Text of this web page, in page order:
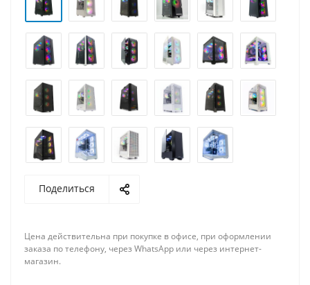
Поделиться
Цена действительна при покупке в офисе, при оформлении
заказа по телефону, через WhatsApp или через интернет-
магазин.